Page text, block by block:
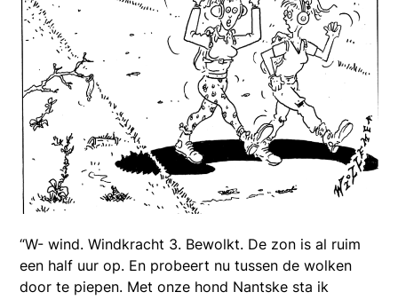
“W- wind. Windkracht 3. Bewolkt. De zon is al ruim
een half uur op. En probeert nu tussen de wolken
door te piepen. Met onze hond Nantske sta ik